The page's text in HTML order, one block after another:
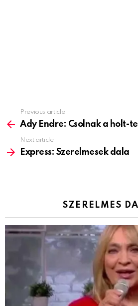
more
Previous article
Ady Endre: Csolnak a holt-
Next article
Express: Szerelmesek dala
SZERELMES